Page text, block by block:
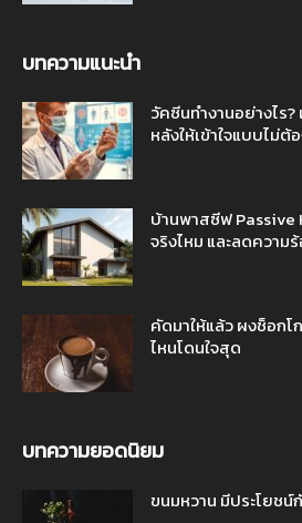
บทความแนะนำ
วัคซีนทำงานอย่างไร
หลังให้เข้าใจแบบไม่
บ้านพาสซีฟ Passive
จริงไหม และลดความ
คัดมาให้แล้ว ผงช็อก
ไหนโดนใจสุด
บทความยอดนิยม
ขนมหวาน มีประโยชน์